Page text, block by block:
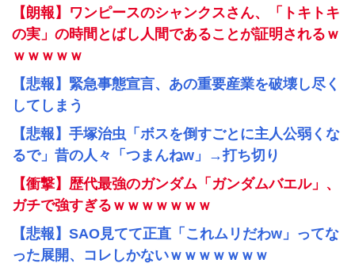
【朗報】ワンピースのシャンクスさん、「トキトキ
の実」の時間とばし人間であることが証明されるｗ
ｗｗｗｗｗ
【悲報】緊急事態宣言、あの重要産業を破壊し尽く
してしまう
【悲報】手塚治虫「ボスを倒すごとに主人公弱くな
るで」昔の人々「つまんねw」→打ち切り
【衝撃】歴代最強のガンダム「ガンダムバエル」、
ガチで強すぎるｗｗｗｗｗｗｗ
【悲報】SAO見てて正直「これムリだわw」ってな
った展開、コレしかないｗｗｗｗｗｗｗ